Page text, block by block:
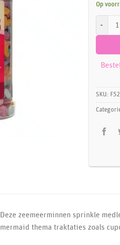
Op
SKU:
Deze zeemeerminnen sprinkle
mermaid thema traktaties zoals